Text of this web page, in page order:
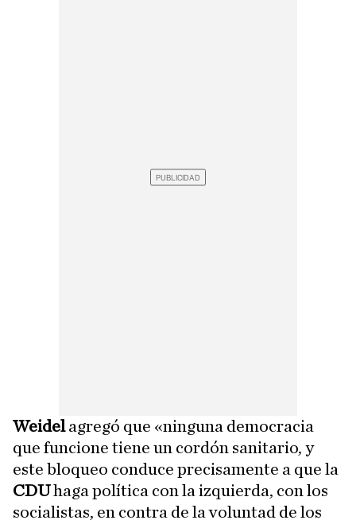
Weidelagregó que «ninguna democracia
que funcione tiene un cordón sanitario, y
este bloqueo conduce precisamente a que la
CDUhaga política con la izquierda, con los
socialistas, en contra de la voluntad de los